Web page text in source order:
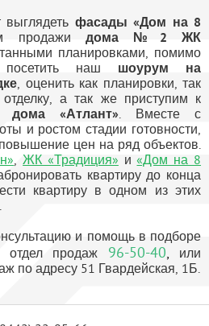
фасады «Дом на 8
продажи дома №2 ЖК
планировками, помимо
наш шоурум на
, оценить как планировки, так
а так же приступим к
дома «Атлант» . Вместе с
и ростом стадии готовности,
цен на ряд объектов.
,ЖК «Традиция» и«Дом на 8
квартиру до конца
квартиру в одном из этих
и помощь в подборе
отдел продаж
96-50-40, или
по адресу 51 Гвардейская, 1Б.